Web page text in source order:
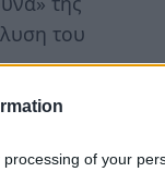
of your
του
και